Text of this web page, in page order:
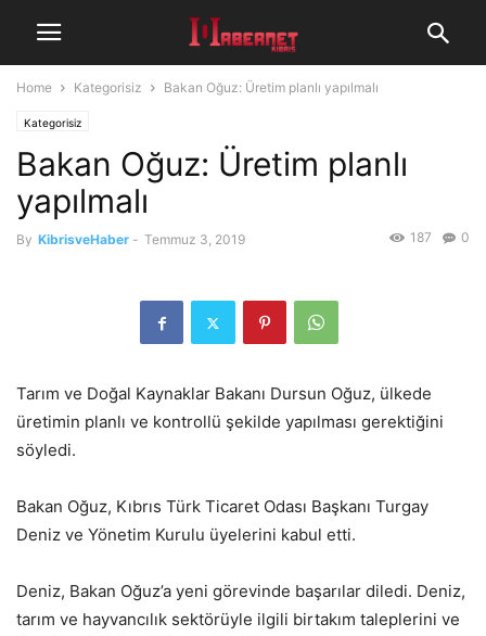
Home Kategorisiz Bakan Oğuz: Üretim planlı yapılmalı
Kategorisiz
Bakan Oğuz: Üretim planlı
yapılmalı
By KibrisveHaber - Temmuz 3, 2019 0
187
Tarım ve Doğal Kaynaklar Bakanı Dursun Oğuz, ülkede
üretimin planlı ve kontrollü şekilde yapılması gerektiğini
söyledi.
Bakan Oğuz, Kıbrıs Türk Ticaret Odası Başkanı Turgay
Deniz ve Yönetim Kurulu üyelerini kabul etti.
Deniz, Bakan Oğuz’a yeni görevinde başarılar diledi. Deniz,
tarım ve hayvancılık sektörüyle ilgili birtakım taleplerini ve